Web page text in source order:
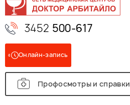
3452 500-617
Онлайн-запись
Профосмотры и справки